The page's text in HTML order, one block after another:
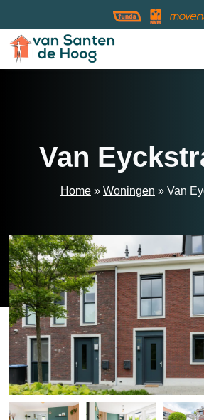
»Van Eyckstraat
Van
Home » Woningen » Van